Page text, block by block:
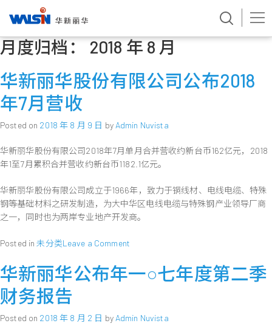
Skip
to月度归档： 2018 年 8 月
华新丽华股份有限公司公布2018
年7月营收
Posted on 2018 年 8 月 9 日 by Admin Nuvista
华新丽华股份有限公司2018年7月单月合并营收约新台币162亿元，2018
年1至7月累积合并营收约新台币1182.1亿元。
华新丽华股份有限公司成立于1966年，致力于铜线材、电线电缆、特殊
钢等基础材料之研发制造，为大中华区电线电缆与特殊钢产业领导厂商
之一，同时也为两岸专业地产开发商。
Posted in未分类Leave a Commenton
份
华新丽华公布年一○七年度第二季
财务报告
Posted on 2018 年 8 月 2 日 by Admin Nuvista